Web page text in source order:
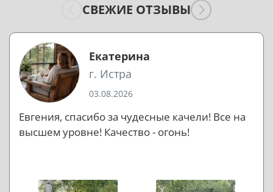
СВЕЖИЕ ОТЗЫВЫ
Екатерина
г. Истра
03.08.2026
Евгения, спасибо за чудесные качели! Все на
высшем уровне! Качество - огонь!